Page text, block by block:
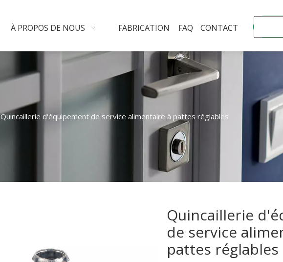
À PROPOS DE NOUS FABRICATION FAQ CONTACT
Quincaillerie d'équipement de service alimentaire à pattes réglables
Quincaillerie
de service
pattes réglables